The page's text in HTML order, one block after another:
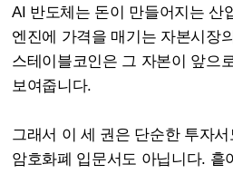
AI 반도체는 돈이 만들어지는 산
엔진에 가격을 매기는 자본시장
스테이블코인은 그 자본이 앞으
보여줍니다.
그래서 이 세 권은 단순한 투자
암호화폐 입문서도 아닙니다. 흩